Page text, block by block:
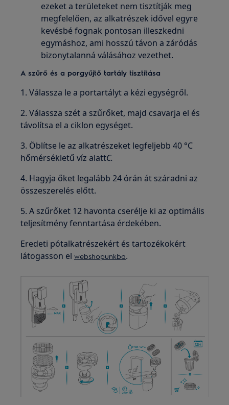
ezeket a területeket nem tisztítják meg
megfelelően, az alkatrészek idővel egyre
kevésbé fognak pontosan illeszkedni
egymáshoz, ami hosszú távon a záródás
bizonytalanná válásához vezethet.
A szűrő és a porgyűjtő tartály tisztítása
1. Válassza le a portartályt a kézi egységről.
2. Válassza szét a szűrőket, majd csavarja el és
távolítsa el a ciklon egységet.
3. Öblítse le az alkatrészeket legfeljebb 40 °C
hőmérsékletű víz alattC.
4. Hagyja őket legalább 24 órán át száradni az
összeszerelés előtt.
5. A szűrőket 12 havonta cserélje ki az optimális
teljesítmény fenntartása érdekében.
Eredeti pótalkatrészekért és tartozékokért
látogasson elwebshopunkba.